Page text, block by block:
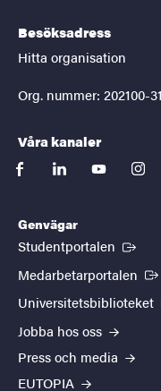
Besöksadress
Hitta organisation
Org. nummer: 202100-
Våra kanaler
facebooklinkedinyoutube
Genvägar
Studentportalen
Medarbetarportalen
Universitetsbiblioteket
Jobba hos oss
Press och media
EUTOPIA